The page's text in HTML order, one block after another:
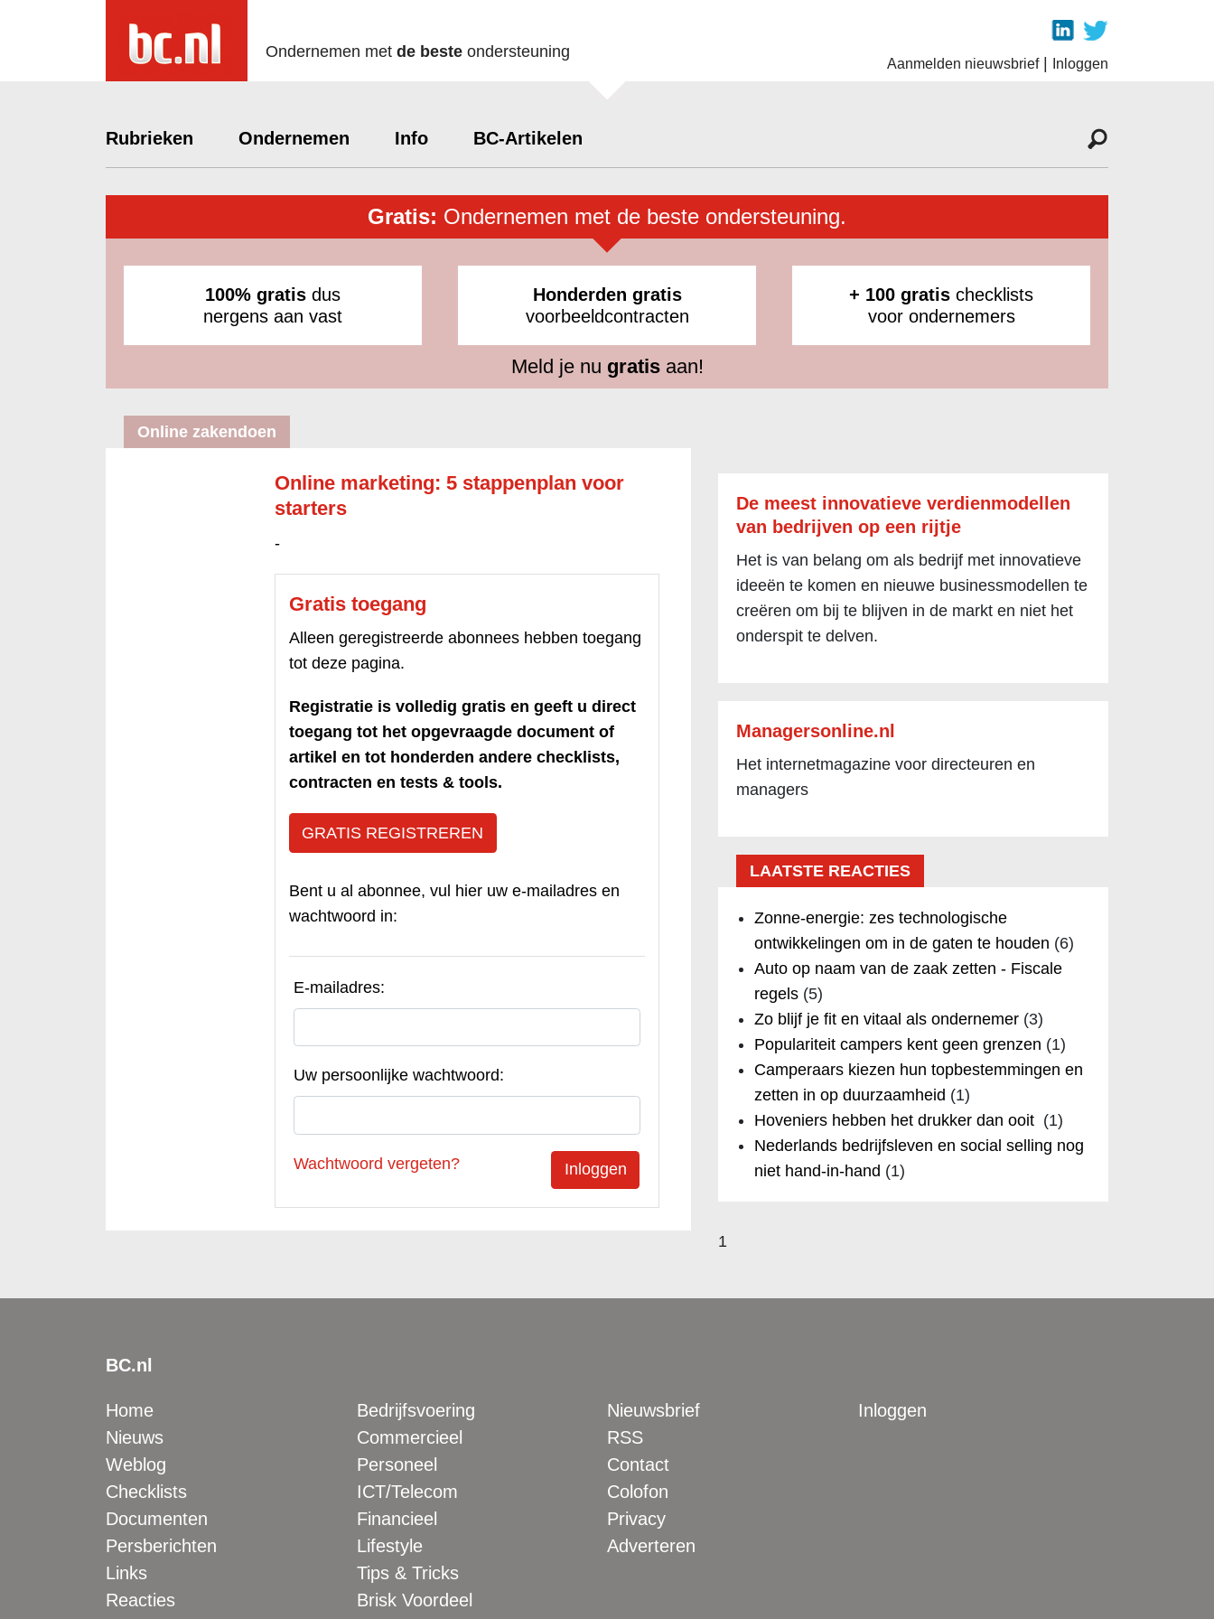
Ondernemen met de beste ondersteuning
Aanmelden nieuwsbrief| Inloggen
Rubrieken Ondernemen Info BC-Artikelen
Gratis: Ondernemen met de beste ondersteuning.
100% gratis dus
nergens aan vast
Honderden gratis
voorbeeldcontracten
+ 100 gratis checklists
voor ondernemers
Meld je nu gratisaan!
Online zakendoen
Online marketing: 5 stappenplan voor
starters
-
Gratis toegang
Alleen geregistreerde abonnees hebben toegang
tot deze pagina.
Registratie is volledig gratis en geeft u direct
toegang tot het opgevraagde document of
artikel en tot honderden andere checklists,
contracten en tests & tools.
GRATIS REGISTREREN
Bent u al abonnee, vul hier uw e-mailadres en
wachtwoord in:
E-mailadres:
Uw persoonlijke wachtwoord:
Wachtwoord vergeten?
De meest innovatieve verdienmodellen
van bedrijven op een rijtje
Het is van belang om als bedrijf met innovatieve
ideeën te komen en nieuwe businessmodellen te
creëren om bij te blijven in de markt en niet het
onderspit te delven.
Managersonline.nl
Het internetmagazine voor directeuren en
managers
LAATSTE REACTIES
Zonne-energie: zes technologische
ontwikkelingen om in de gaten te houden (6)
Auto op naam van de zaak zetten - Fiscale
regels(5)
Zo blijf je fit en vitaal als ondernemer(3)
Populariteit campers kent geen grenzen (1)
Camperaars kiezen hun topbestemmingen en
zetten in op duurzaamheid (1)
Hoveniers hebben het drukker dan ooit (1)
Nederlands bedrijfsleven en social selling nog
niet hand-in-hand (1)
1
BC.nl
Home
Nieuws
Weblog
Checklists
Documenten
Persberichten
Links
Reacties
Bedrijfsvoering
Commercieel
Personeel
ICT/Telecom
Financieel
Lifestyle
Tips & Tricks
Brisk Voordeel
Nieuwsbrief
RSS
Contact
Colofon
Privacy
Adverteren
Inloggen